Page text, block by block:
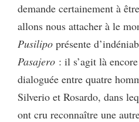
demande certainement à
allons nous attacher à le
Pusilipo présente
Pasajero : il s’agit là
dialoguée entre quatre
Silverio et Rosardo, dans
ont cru reconnaître une